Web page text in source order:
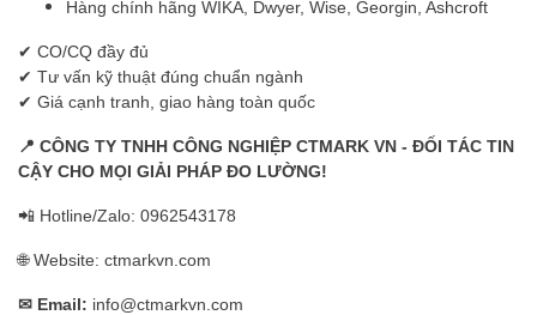
Hàng chính hãng WIKA, Dwyer, Wise, Georgin, Ashcroft
✔ CO/CQ đầy đủ
✔ Tư vấn kỹ thuật đúng chuẩn ngành
✔ Giá cạnh tranh, giao hàng toàn quốc
📍 CÔNG TY TNHH CÔNG NGHIỆP CTMARK VN - ĐỐI TÁC TIN
CẬY CHO MỌI GIẢI PHÁP ĐO LƯỜNG!
📲 Hotline/Zalo: 0962543178
🌐 Website: ctmarkvn.com
✉ Email: info@ctmarkvn.com